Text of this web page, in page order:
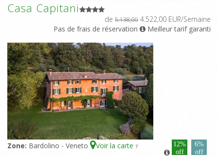
Casa Capitani
de 5.138,00 4.522,00 EUR/Semaine
Pas de frais de réservation
Meilleur tarif garanti
Zone: Bardolino - Veneto Voir la carte 7
12%
off
6%
off